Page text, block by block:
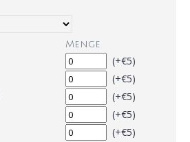
Menge
(+€5)
(+€5)
(+€5)
(+€5)
(+€5)